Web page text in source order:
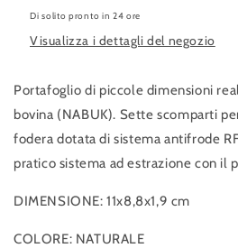
Di solito pronto in 24 ore
Visualizza i dettagli del negozio
Portafoglio di piccole dimensioni
bovina (NABUK). Sette scomparti
fodera dotata di sistema antifrode
pratico sistema ad estrazione con il
DIMENSIONE: 11x8,8x1,9 cm
COLORE: NATURALE